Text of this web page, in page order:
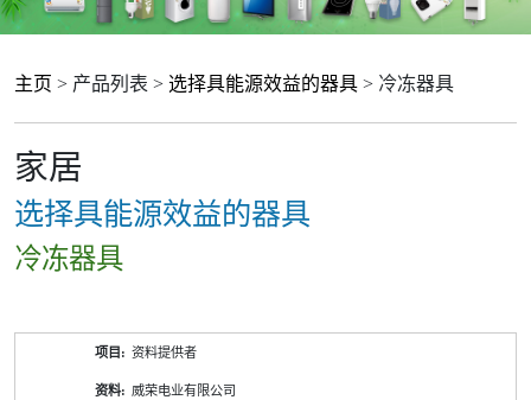
主页 > 产品列表 > 选择具能源效益的器具 > 冷冻器具
家居
选择具能源效益的器具
冷冻器具
资料提供者
威荣电业有限公司